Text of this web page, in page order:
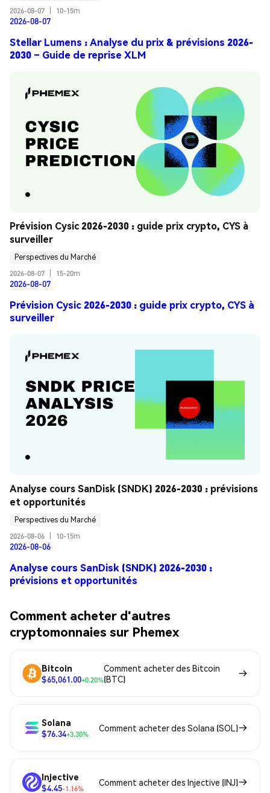
2026-08-07
10-15m
2026-08-07
Stellar Lumens : Analyse du prix & prévisions 2026-
2030 – Guide de reprise XLM
Prévision Cysic 2026-2030 : guide prix crypto, CYS à
surveiller
Perspectives du Marché
2026-08-07
15-20m
2026-08-07
Prévision Cysic 2026-2030 : guide prix crypto, CYS à
surveiller
Analyse cours SanDisk (SNDK) 2026-2030 : prévisions
et opportunités
Perspectives du Marché
2026-08-06
10-15m
2026-08-06
Analyse cours SanDisk (SNDK) 2026-2030 :
prévisions et opportunités
Comment acheter d'autres
cryptomonnaies sur Phemex
Bitcoin
$65,061.00+0.20%
Comment acheter des Bitcoin
(BTC)
Solana
$76.34+3.30%
Comment acheter des Solana (SOL)
Injective
$4.45-1.16%
Comment acheter des Injective (INJ)